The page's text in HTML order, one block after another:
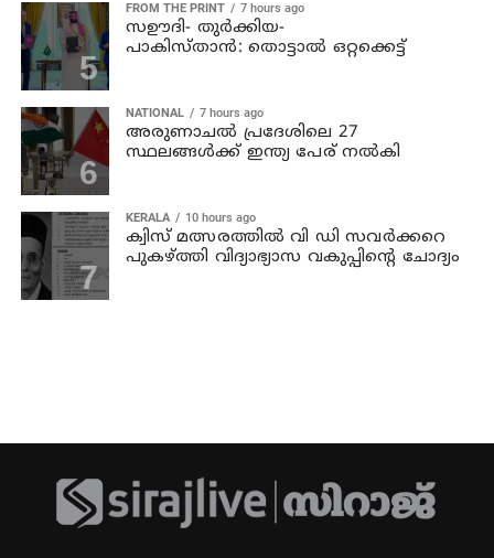
FROM THE PRINT 7 hours ago
സഊദി- തുർക്കിയ-
പാകിസ്താൻ: തൊട്ടാൽ ഒറ്റക്കെട്ട്
NATIONAL 7 hours ago
അരുണാചല്‍ പ്രദേശിലെ 27
സ്ഥലങ്ങള്‍ക്ക് ഇന്ത്യ പേര് നല്‍കി
KERALA 10 hours ago
ക്വിസ് മത്സരത്തില്‍ വി ഡി സവര്‍ക്കറെ
പുകഴ്ത്തി വിദ്യാഭ്യാസ വകുപ്പിന്റെ ചോദ്യം